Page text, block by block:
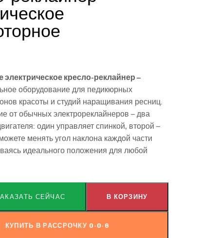
кресло-реклайнер –
оборудование для педикюрных
красоты и студий наращивания ресниц.
от обычных электрореклайнеров – два
один управляет спинкой, второй –
менять угол наклона каждой части
идеального положения для любой
СЕЙЧАС В КОРЗИНУ
КУПИТЬ В РАССРОЧКУ 0-0-6